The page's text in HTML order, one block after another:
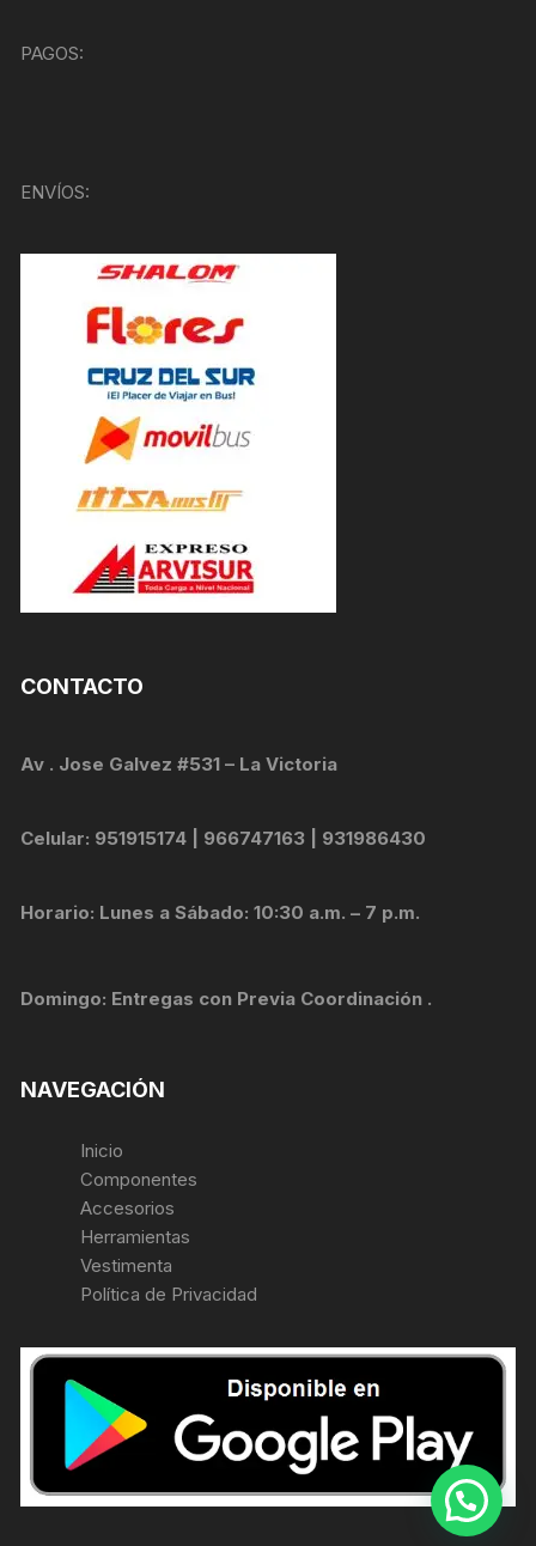
PAGOS:
ENVÍOS:
CONTACTO
Av . Jose Galvez #531 – La Victoria
Celular: 951915174 | 966747163 | 931986430
Horario: Lunes a Sábado: 10:30 a.m. – 7 p.m.
Domingo: Entregas con Previa Coordinación .
NAVEGACIÓN
Inicio
Componentes
Accesorios
Herramientas
Vestimenta
Política de Privacidad